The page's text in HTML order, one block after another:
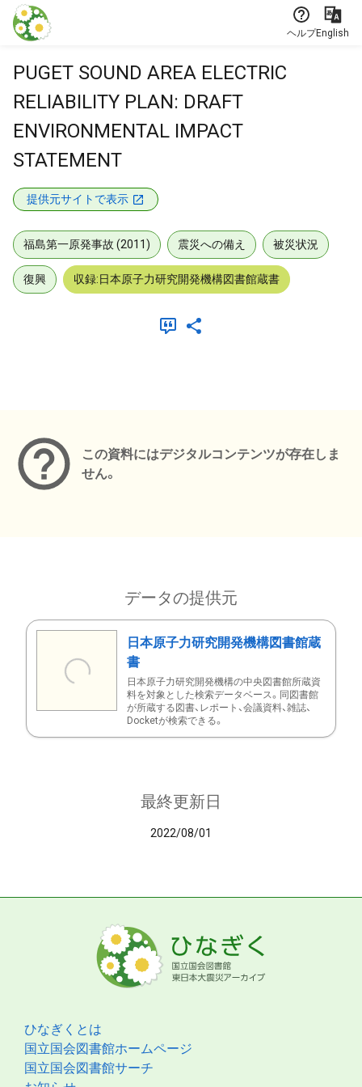
本文に飛ぶ
ヘルプEnglish
PUGET SOUND AREA ELECTRIC
RELIABILITY PLAN: DRAFT
ENVIRONMENTAL IMPACT
STATEMENT
提供元サイトで表示
福島第一原発事故 (2011) 震災への備え 被災状況
復興 収録:日本原子力研究開発機構図書館蔵書
この資料にはデジタルコンテンツが存在しま
せん。
データの提供元
日本原子力研究開発機構図書館蔵
書
日本原子力研究開発機構の中央図書館所蔵資
料を対象とした検索データベース。同図書館
が所蔵する図書、レポート、会議資料、雑誌、
Docketが検索できる。
最終更新日
2022/08/01
ひなぎくとは
国立国会図書館ホームページ
国立国会図書館サーチ